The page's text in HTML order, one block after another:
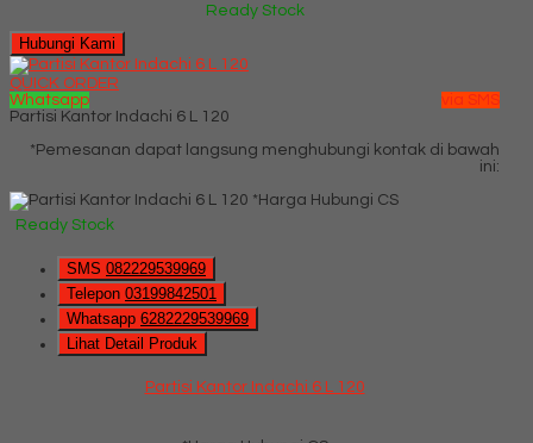
Ready Stock
Hubungi Kami
QUICK ORDER
Whatsapp
via SMS
Partisi Kantor Indachi 6 L 120
*Pemesanan dapat langsung menghubungi kontak di bawah
ini:
*Harga Hubungi CS
Ready Stock
SMS 082229539969
Telepon 03199842501
Whatsapp 6282229539969
Lihat Detail Produk
Partisi Kantor Indachi 6 L 120